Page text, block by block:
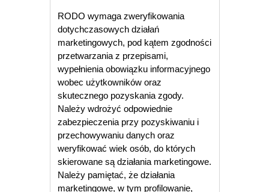
RODO wymaga zweryfikowania
dotychczasowych działań
marketingowych, pod kątem zgodności
przetwarzania z przepisami,
wypełnienia obowiązku informacyjnego
wobec użytkowników oraz
skutecznego pozyskania zgody.
Należy wdrożyć odpowiednie
zabezpieczenia przy pozyskiwaniu i
przechowywaniu danych oraz
weryfikować wiek osób, do których
skierowane są działania marketingowe.
Należy pamiętać, że działania
marketingowe, w tym profilowanie,